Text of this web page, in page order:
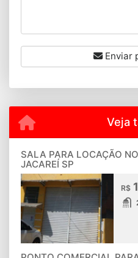
Enviar
Veja
SALA PARA LOCAÇÃO
JACAREÍ SP
R$